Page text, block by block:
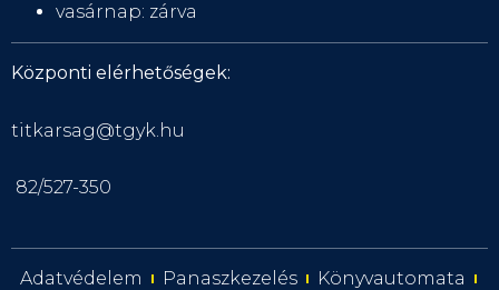
vasárnap: zárva
Központi elérhetőségek:
titkarsag@tgyk.hu
82/527-350
Adatvédelem Panaszkezelés
Könyvautomata